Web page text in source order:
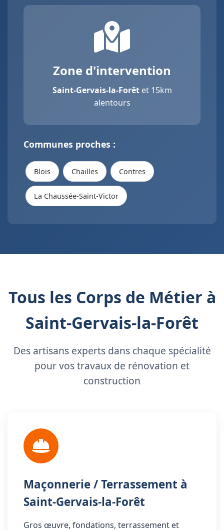
Zone d'intervention
Saint-Gervais-la-Forêtet 15km
alentours
Communes proches :
Blois Chailles Contres
La Chaussée-Saint-Victor
Tous les Corps de Métier à
Saint-Gervais-la-Forêt
Des artisans experts dans chaque spécialité
pour vos travaux de rénovation et
construction
Maçonnerie / Terrassement à
Saint-Gervais-la-Forêt
Gros œuvre, fondations, terrassement et